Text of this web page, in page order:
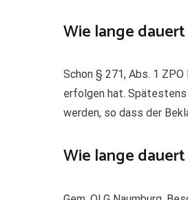
Wie lange
Schon § 271, Abs. 1
erfolgen hat.
werden, so dass der
Wie lange